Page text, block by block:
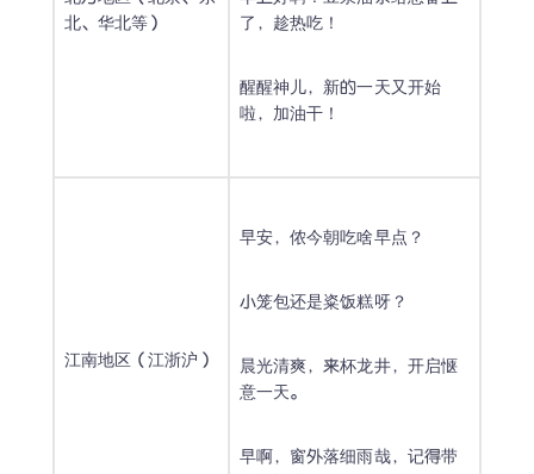
北、华北等）
了，趁热吃！
醒醒神儿，新的一天又开始
啦，加油干！
江南地区（江浙沪）
早安，侬今朝吃啥早点？
小笼包还是粢饭糕呀？
晨光清爽，来杯龙井，开启惬
意一天。
早啊，窗外落细雨哉，记得带